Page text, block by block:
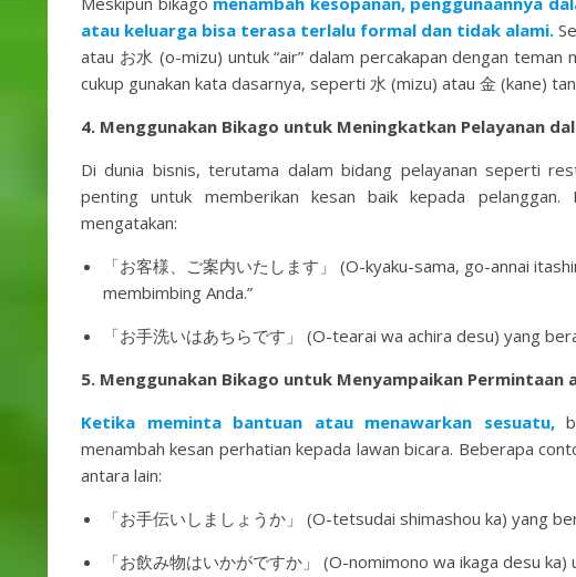
atau keluarga bisa terasa terlalu formal dan tidak alami.
atau お水 (o-mizu) untuk “air” dalam percakapan dengan
cukup gunakan kata dasarnya, seperti 水 (mizu) atau 金 (kane)
4. Menggunakan Bikago untuk Meningkatkan Pelayanan
Di dunia bisnis, terutama dalam bidang pelayanan seperti
penting untuk memberikan kesan baik kepada
mengatakan:
「お客様、ご案内いたします」 (O-kyaku-sama, go-annai
membimbing Anda.”
「お手洗いはあちらです」 (O-tearai wa achira desu) yang
5. Menggunakan Bikago untuk Menyampaikan Permintaan
Ketika meminta bantuan atau menawarkan sesuatu,
menambah kesan perhatian kepada lawan bicara. Beberapa
antara lain:
「お手伝いしましょうか」 (O-tetsudai shimashou ka) yang
「お飲み物はいかがですか」 (O-nomimono wa ikaga desu ka)